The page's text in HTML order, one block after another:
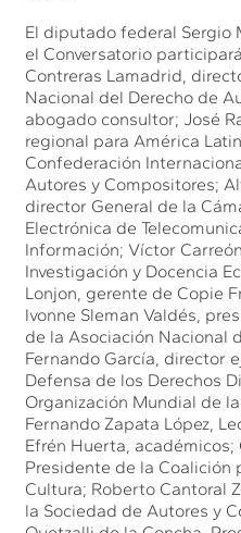
El diputado federal Sergio
el Conversatorio
Contreras Lamadrid,
Nacional del Derecho de
abogado consultor; José
regional para América
Confederación
Autores y Compositores;
director General de la
Electrónica de
Información; Víctor
Investigación y Docencia
Lonjon, gerente de Copie
Ivonne Sleman Valdés,
de la Asociación Nacional
Fernando García, director
Defensa de los Derechos
Organización Mundial de
Fernando Zapata López,
Efrén Huerta, académicos;
Presidente de la Coalición
Cultura; Roberto Cantoral
la Sociedad de Autores y